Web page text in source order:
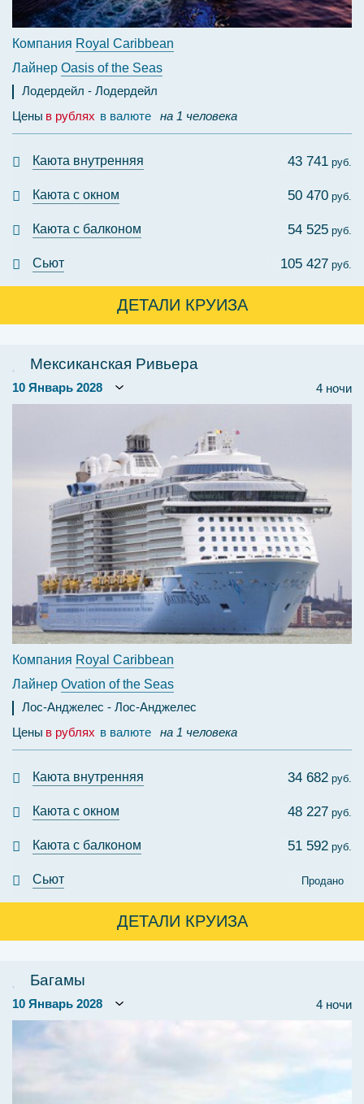
Компания Royal Caribbean
Лайнер Oasis of the Seas
Лодердейл
Лодердейл
Цены в рублях в валюте на 1 человека
Каюта внутренняя 43 741 руб.
Каюта с окном 50 470 руб.
Каюта с балконом 54 525 руб.
Сьют 105 427 руб.
ДЕТАЛИ КРУИЗА
Мексиканская Ривьера
4 ночи
Компания Royal Caribbean
Лайнер Ovation of the Seas
Лос-Анджелес
Лос-Анджелес
Цены в рублях в валюте на 1 человека
Каюта внутренняя 34 682 руб.
Каюта с окном 48 227 руб.
Каюта с балконом 51 592 руб.
Сьют Продано
ДЕТАЛИ КРУИЗА
Багамы
4 ночи